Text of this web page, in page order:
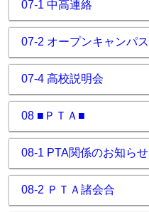
07-1 中高連絡
07-2 オープンキャンパス
07-4 高校説明会
08 ■ＰＴＡ■
08-1 PTA関係のお知らせ
08-2 ＰＴＡ諸会合